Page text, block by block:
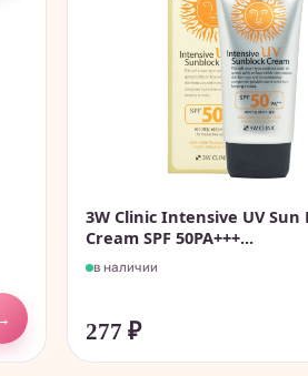
3W Clinic Intensive UV Sun
Cream SPF 50PA+++...
в наличии
277₽